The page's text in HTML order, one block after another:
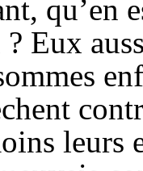
qu’en
Eux
leurs